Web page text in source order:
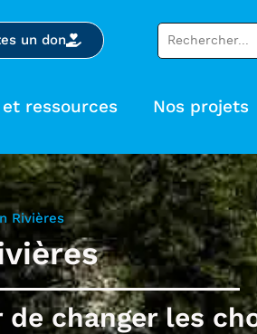
un don
ressources Nos projets
Rivières
changer les